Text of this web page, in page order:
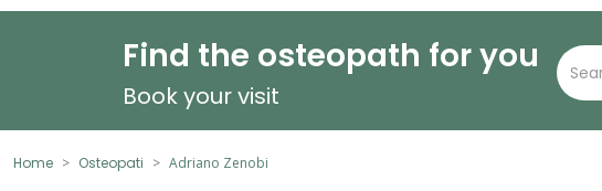
Find the osteopath for you
Book your visit
Home Osteopati Adriano Zenobi